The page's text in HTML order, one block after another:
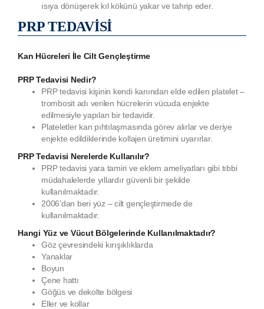
ısıya dönüşerek kıl kökünü yakar ve tahrip eder.
PRP TEDAVİSİ
Kan Hücreleri İle Cilt Gençleştirme
PRP Tedavisi Nedir?
PRP tedavisi kişinin kendi kanından elde edilen platelet –
trombosit adı verilen hücrelerin vücuda enjekte
edilmesiyle yapılan bir tedavidir.
Plateletler kan pıhtılaşmasında görev alırlar ve deriye
enjekte edildiklerinde kollajen üretimini uyarırlar.
PRP Tedavisi Nerelerde Kullanılır?
PRP tedavisi yara tamiri ve eklem ameliyatları gibi tıbbi
müdahalelerde yıllardır güvenli bir şekilde
kullanılmaktadır.
2006’dan beri yüz – cilt gençleştirmede de
kullanılmaktadır.
Hangi Yüz ve Vücut Bölgelerinde Kullanılmaktadır?
Göz çevresindeki kırışıklıklarda
Yanaklar
Boyun
Çene hattı
Göğüs ve dekolte bölgesi
Eller ve kollar